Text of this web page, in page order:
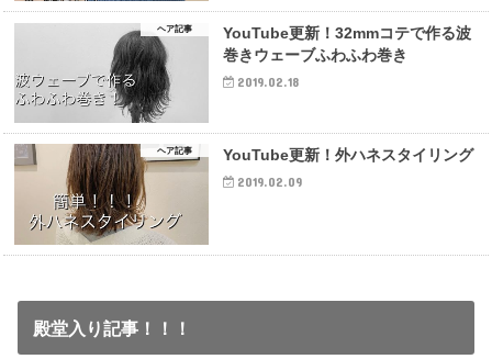
ヘア記事
YouTube更新！32mmコテで作る波
巻きウェーブふわふわ巻き
2019.02.18
ヘア記事 YouTube更新！外ハネスタイリング
2019.02.09
殿堂入り記事！！！